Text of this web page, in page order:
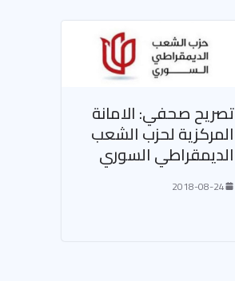
تصريح صحفي: الامانة
المركزية لحزب الشعب
الديمقراطي السوري
2018-08-24